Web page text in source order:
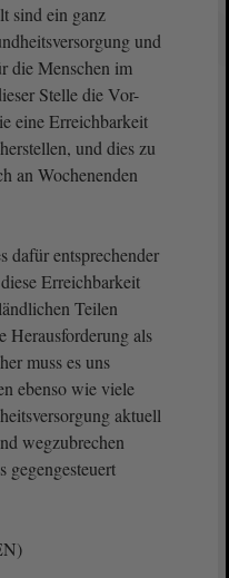
sind ein ganz
und
die Menschen im
Stelle die Vor-
eine Erreichbarkeit
und dies zu
an Wochenenden
dafür entsprechender
Erreichbarkeit
Teilen
Herausforderung als
muss es uns
ebenso wie viele
aktuell
wegzubrechen
gegengesteuert